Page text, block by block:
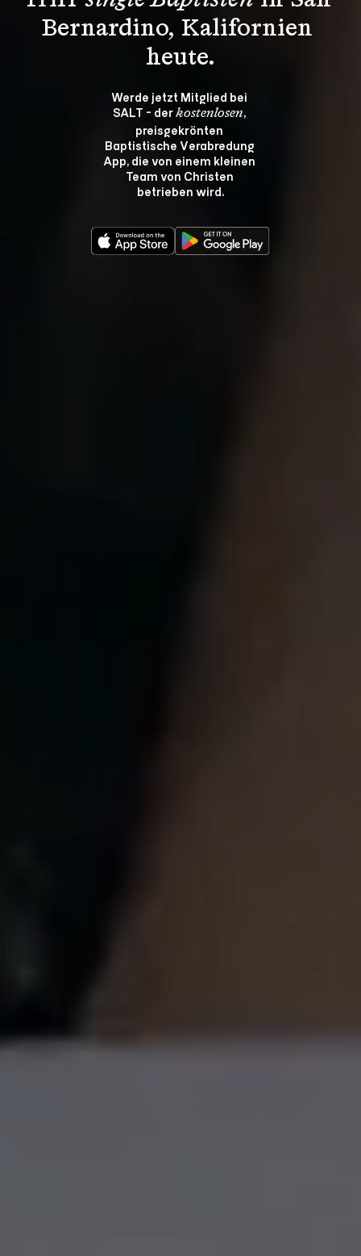
Bernardino, Kalifornien
heute.
Werde jetzt Mitglied bei
SALT - der kostenlosen,
preisgekrönten
Baptistische Verabredung
App, die von einem kleinen
Team von Christen
betrieben wird.